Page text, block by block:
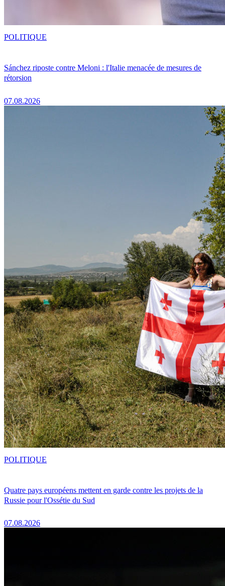
Sánchez riposte contre Meloni : l'Italie menacée de mesures de
rétorsion
07.08.2026
POLITIQUE
Quatre pays européens mettent en garde contre les projets de la
Russie pour l'Ossétie du Sud
07.08.2026
POLITIQUE